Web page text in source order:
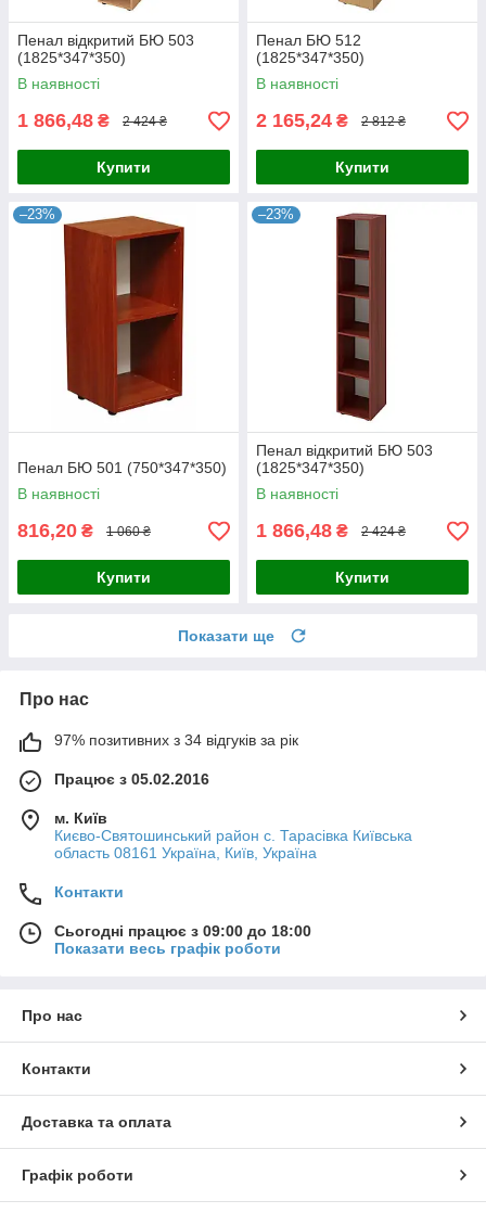
Пенал відкритий БЮ 503
(1825*347*350)
В наявності
1 866,48 ₴ 2 424 ₴
Купити
Пенал БЮ 512
(1825*347*350)
В наявності
2 165,24 ₴ 2 812 ₴
Купити
–23%
Пенал БЮ 501 (750*347*350)
В наявності
816,20 ₴ 1 060 ₴
Купити
–23%
Пенал відкритий БЮ 503
(1825*347*350)
В наявності
1 866,48 ₴ 2 424 ₴
Купити
Показати ще
Про нас
97% позитивних з 34 відгуків за рік
Працює з 05.02.2016
м. Київ
Києво-Святошинський район с. Тарасівка Київська
область 08161 Україна, Київ, Україна
Контакти
Сьогодні працює з 09:00 до 18:00
Показати весь графік роботи
Про нас
Контакти
Доставка та оплата
Графік роботи